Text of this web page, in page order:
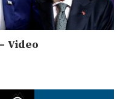
Video